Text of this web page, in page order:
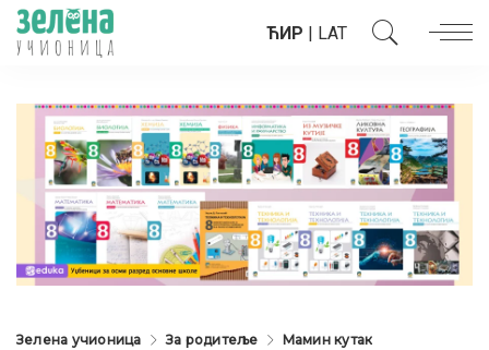
ЋИР | LAT
Зелена учионица За родитеље Мамин кутак